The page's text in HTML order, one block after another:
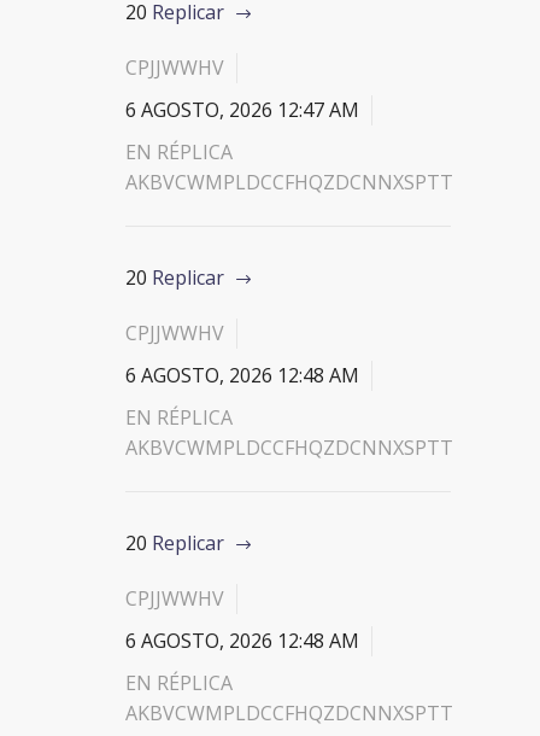
20 Replicar
CPJJWWHV
6 AGOSTO, 2026 12:47 AM
EN RÉPLICA
AKBVCWMPLDCCFHQZDCNNXSPTT
20 Replicar
CPJJWWHV
6 AGOSTO, 2026 12:48 AM
EN RÉPLICA
AKBVCWMPLDCCFHQZDCNNXSPTT
20 Replicar
CPJJWWHV
6 AGOSTO, 2026 12:48 AM
EN RÉPLICA
AKBVCWMPLDCCFHQZDCNNXSPTT